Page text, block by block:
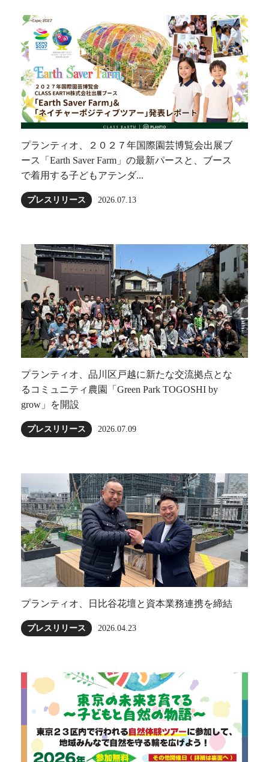
プランティオ、２０２７年国際園芸博覧会出展ブ
ース「Earth Saver Farm」の最新パースと、ブース
で着用する子どもアテンダ...
プレスリリース 2026.07.13
プランティオ、品川区戸越に新たな交流拠点とな
るコミュニティ農園「Green Park TOGOSHI by
grow」を開設
プレスリリース 2026.07.09
プランティオ、日比谷花壇と資本業務連携を締結
プレスリリース 2026.04.23